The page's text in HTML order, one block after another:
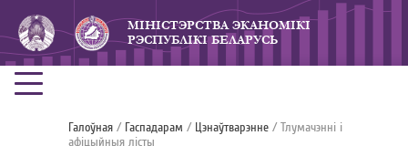
МIНICТЭРСТВА ЭКАНОМIКI
РЭСПУБЛIКI БЕЛАРУСЬ
Галоўная / Гаспадарам / Цэнаўтварэнне / Тлумачэннi i
афiцыйныя лiсты